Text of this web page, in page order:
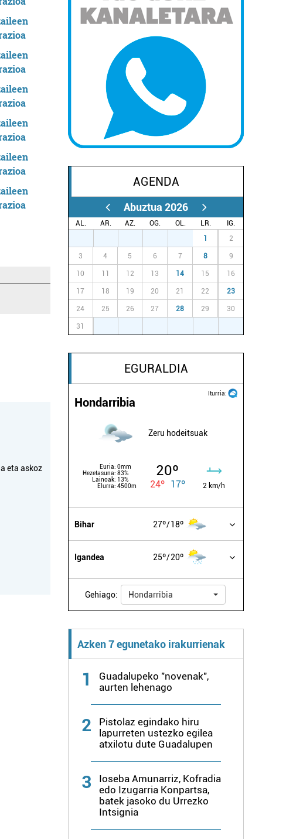
eta askoz
AGENDA
Abuztua 2026
AL. AR. AZ. OG. OL. LR.
IG.
1 2
3 4 5 6 7 8 9
10 11 12 13 14 15 16
17 18 19 20 21 22 23
24 25 26 27 28 29 30
31
EGURALDIA
Iturria:
Hondarribia
Zeru hodeitsuak
Euria: 0mm
Hezetasuna: 83%
Lainoak: 13%
Elurra: 4500m
20º
24º 17º 2 km/h
Bihar 27º 18º
Igandea 25º 20º
Gehiago: Hondarribia
Azken 7 egunetako irakurrienak
1
Guadalupeko "novenak",
aurten lehenago
2
Pistolaz egindako hiru
lapurreten ustezko egilea
atxilotu dute Guadalupen
3
Ioseba Amunarriz, Kofradia
edo Izugarria Konpartsa,
batek jasoko du Urrezko
Intsignia